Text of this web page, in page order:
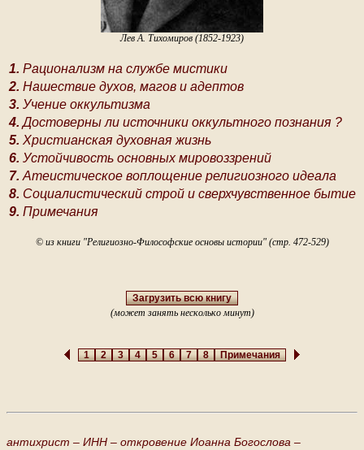
Лев А. Тихомиров (1852-1923)
1. Рационализм на службе мистики
2. Нашествие духов, магов и адептов
3. Учение оккультизма
4. Достоверны ли источники оккультного познания ?
5. Христианская духовная жизнь
6. Устойчивость основных мировоззрений
7. Атеистическое воплощение религиозного идеала
8. Социалистический строй и сверхчувственное бытие
9. Примечания
© из книги "Религиозно-Философские основы истории" (стр. 472-529)
Загрузить всю книгу
(может занять несколько минут)
12345678Примечания
антихрист – ИНН – откровение Иоанна Богослова –